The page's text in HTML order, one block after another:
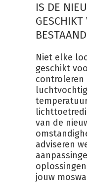
IS DE
GESCHIKT
Niet elke
geschikt
controleren
van de
adviseren
jouw